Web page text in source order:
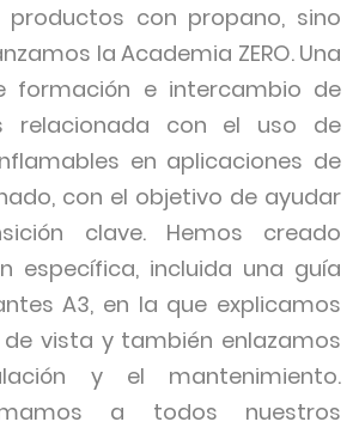
productos con propano, sino
la Academia ZERO. Una
formación e intercambio de
relacionada con el uso de
en aplicaciones de
con el objetivo de ayudar
clave. Hemos creado
específica, incluida una guía
A3, en la que explicamos
vista y también enlazamos
y el mantenimiento.
a todos nuestros